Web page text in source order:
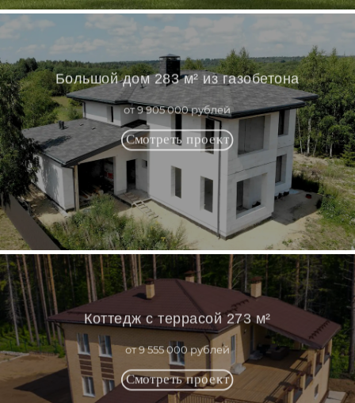
Большой дом 283 м² из газобетона
от 9 905 000 рублей
Коттедж с террасой 273 м²
от 9 555 000 рублей